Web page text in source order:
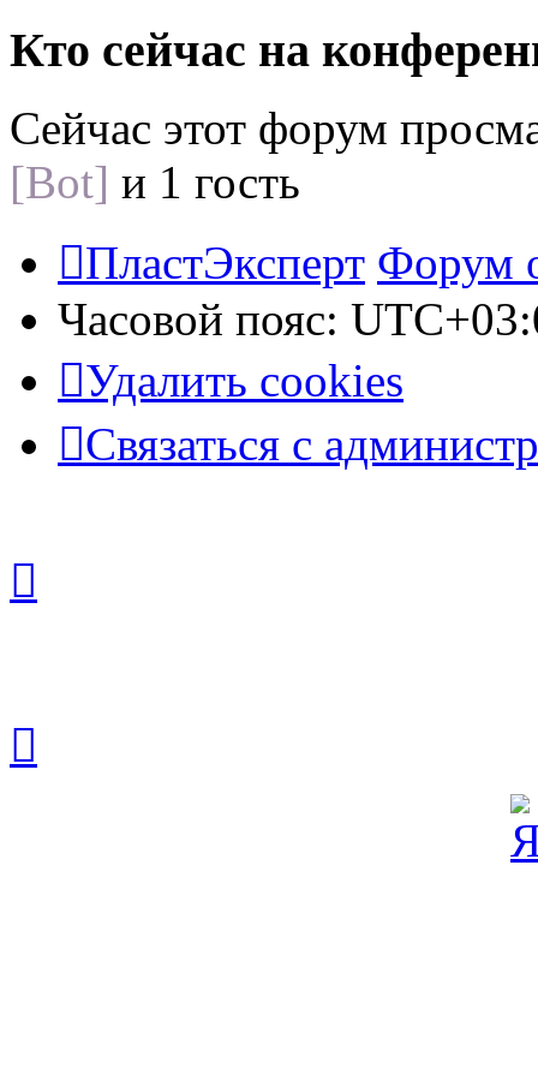
Кто сейчас на
Сейчас этот форум
[Bot] и 1 гость
ПластЭксперт Форум
Часовой пояс:
Удалить cookies
Связаться с